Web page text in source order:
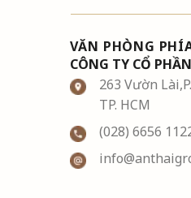
VĂN PHÒNG
CÔNG TY CỔ
263 Vườn
TP. HCM
(028) 6656